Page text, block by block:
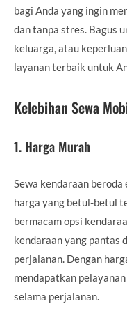
bagi Anda yang ingin
dan tanpa stres. Bagus
keluarga, atau
layanan terbaik untuk
Kelebihan Sewa
1. Harga Murah
Sewa kendaraan
harga yang betul-betul
bermacam opsi
kendaraan yang pantas
perjalanan. Dengan
mendapatkan
selama perjalanan.